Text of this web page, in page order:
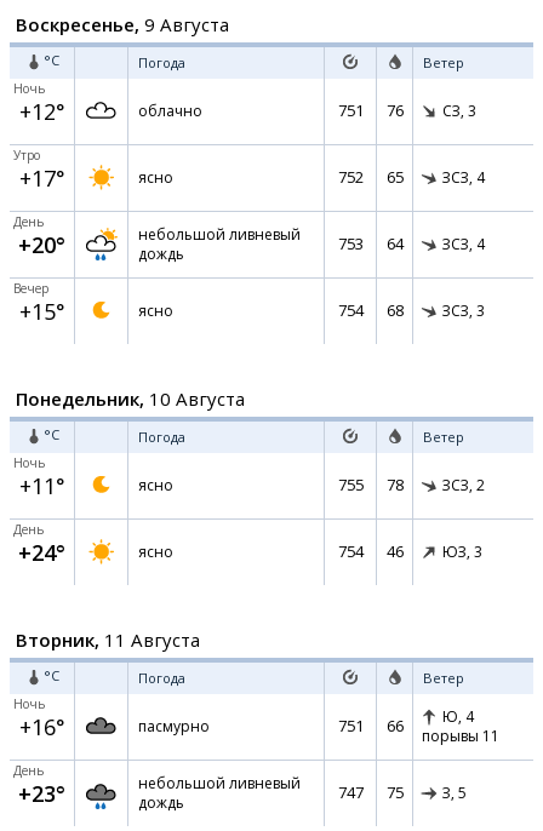
Воскресенье, 9 Августа
°C Погода Ветер
Ночь
+12° облачно 751 76 СЗ, 3
Утро
+17° ясно 752 65 ЗСЗ, 4
День
+20°
небольшой ливневый
дождь
753 64 ЗСЗ, 4
Вечер
+15° ясно 754 68 ЗСЗ, 3
Понедельник, 10 Августа
°C Погода Ветер
Ночь
+11° ясно 755 78 ЗСЗ, 2
День
+24° ясно 754 46 ЮЗ, 3
Вторник, 11 Августа
°C Погода Ветер
Ночь
+16° пасмурно 751 66 Ю, 4
порывы 11
День
+23°
небольшой ливневый
дождь
747 75 З, 5